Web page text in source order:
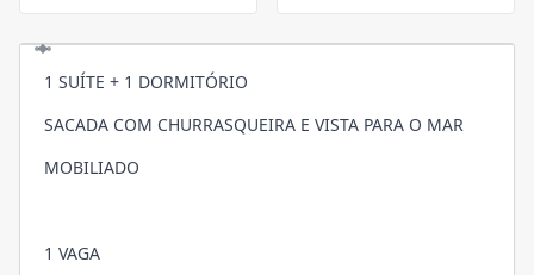
1 SUÍTE + 1 DORMITÓRIO
SACADA COM CHURRASQUEIRA E VISTA PARA O MAR
MOBILIADO
1 VAGA